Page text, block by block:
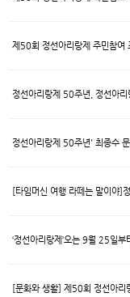
제50회 정선아리랑제 주민참여
정선아리랑제 50주년, 정선아리
정선아리랑제 50주년' 최종수
[타임머신 여행 라떼는 말이야]
‘정선아리랑제’오는 9월 25일
[문화와 생활] 제50회 정선아리